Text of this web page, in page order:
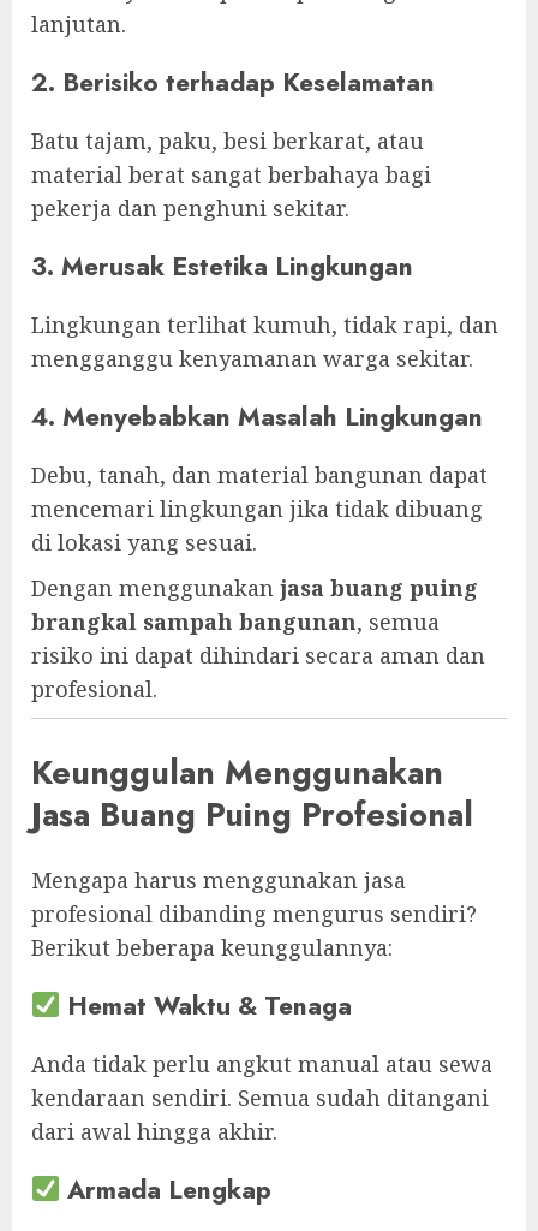
lanjutan.
2. Berisiko terhadap Keselamatan
Batu tajam, paku, besi berkarat, atau
material berat sangat berbahaya bagi
pekerja dan penghuni sekitar.
3. Merusak Estetika Lingkungan
Lingkungan terlihat kumuh, tidak rapi, dan
mengganggu kenyamanan warga sekitar.
4. Menyebabkan Masalah Lingkungan
Debu, tanah, dan material bangunan dapat
mencemari lingkungan jika tidak dibuang
di lokasi yang sesuai.
Dengan menggunakan jasa buang puing
brangkal sampah bangunan, semua
risiko ini dapat dihindari secara aman dan
profesional.
Keunggulan Menggunakan
Jasa Buang Puing Profesional
Mengapa harus menggunakan jasa
profesional dibanding mengurus sendiri?
Berikut beberapa keunggulannya:
Hemat Waktu & Tenaga
Anda tidak perlu angkut manual atau sewa
kendaraan sendiri. Semua sudah ditangani
dari awal hingga akhir.
Armada Lengkap